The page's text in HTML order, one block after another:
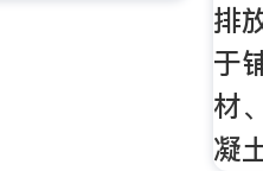
排
于
材
凝